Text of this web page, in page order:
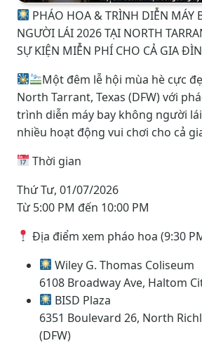
PHÁO HOA & TRÌNH DIỄN MÁY
NGƯỜI LÁI 2026 TẠI NORTH
SỰ KIỆN MIỄN PHÍ CHO CẢ GIA
Một đêm lễ hội mùa hè cực
North Tarrant, Texas (DFW) với
trình diễn máy bay không người
nhiều hoạt động vui chơi cho cả
Thời gian
Thứ Tư, 01/07/2026
Từ 5:00 PM đến 10:00 PM
Địa điểm xem pháo hoa (9:30
Wiley G. Thomas Coliseum
6108 Broadway Ave, Haltom
BISD Plaza
6351 Boulevard 26, North
(DFW)